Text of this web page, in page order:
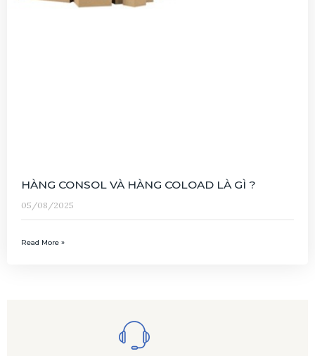
HÀNG CONSOL VÀ HÀNG COLOAD LÀ GÌ ?
05/08/2025
Read More »